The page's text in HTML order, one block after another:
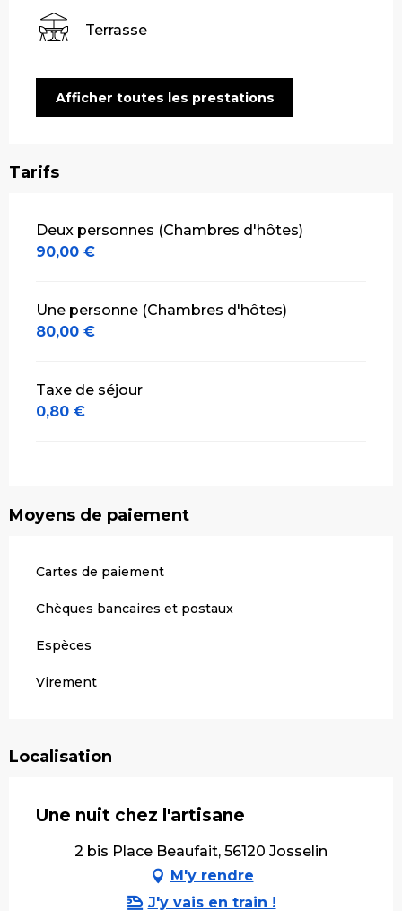
Terrasse
Afficher toutes les prestations
Tarifs
Tarifs 2026
Deux personnes (Chambres d'hôtes)
90,00 €
Une personne (Chambres d'hôtes)
80,00 €
Taxe de séjour
0,80 €
Moyens de paiement
Cartes de paiement
Chèques bancaires et postaux
Espèces
Virement
Localisation
Une nuit chez l'artisane
2 bis Place Beaufait, 56120 Josselin
M'y rendre
J'y vais en train !